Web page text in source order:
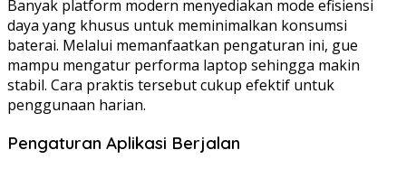
Banyak platform modern menyediakan mode efisiensi
daya yang khusus untuk meminimalkan konsumsi
baterai. Melalui memanfaatkan pengaturan ini, gue
mampu mengatur performa laptop sehingga makin
stabil. Cara praktis tersebut cukup efektif untuk
penggunaan harian.
Pengaturan Aplikasi Berjalan